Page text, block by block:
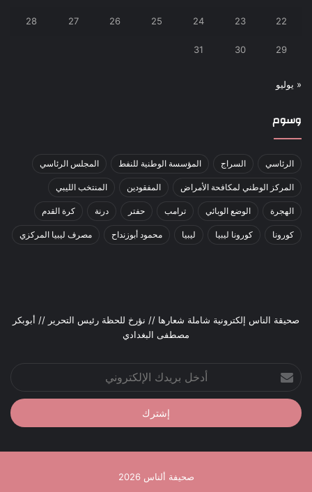
22
23
24
25
26
27
28
29
30
31
« يوليو
وسوم
الرئاسي السراج المؤسسة الوطنية للنفط المجلس الرئاسي
المركز الوطني لمكافحة الأمراض المفقودين المنتخب الليبي
الهجرة الوضع الوبائي ترامب حفتر درنة كرة القدم
كورونا كورونا ليبيا ليبيا محمود أبوزنداح مصرف ليبيا المركزي
صحيقة الناس إلكترونية شاملة شعارها // نؤرخ للحظة رئيس التحرير // أبوبكر
مصطفى البغدادي
أدخل
بريدك
الإلكتروني
صحيفة ألناس 2026